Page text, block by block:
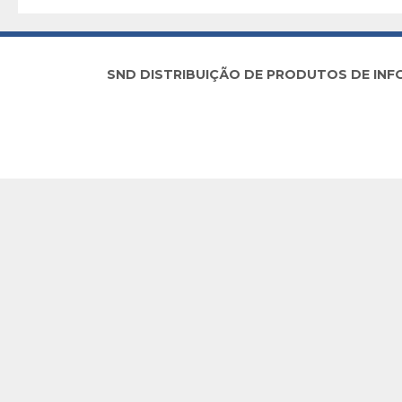
SND DISTRIBUIÇÃO DE PRODUTOS DE